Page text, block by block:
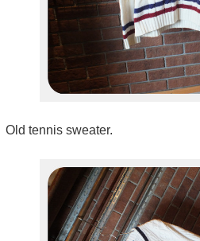
Old tennis sweater.